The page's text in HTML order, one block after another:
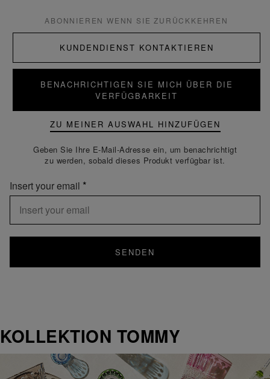
ABONNIEREN WENN SIE ZURÜCKKEHREN
KUNDENDIENST KONTAKTIEREN
BENACHRICHTIGEN SIE MICH ÜBER DIE
VERFÜGBARKEIT
ZU MEINER AUSWAHL HINZUFÜGEN
Geben Sie Ihre E-Mail-Adresse ein, um benachrichtigt
zu werden, sobald dieses Produkt verfügbar ist.
Insert your email
SENDEN
KOLLEKTION TOMMY